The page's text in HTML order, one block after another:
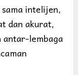
intelijen,
dan akurat,
antar-lembaga